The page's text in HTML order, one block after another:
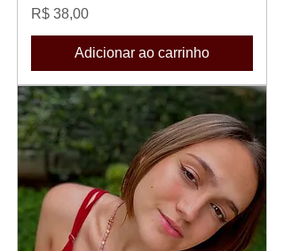
Preço
R$ 38,00
Adicionar ao carrinho